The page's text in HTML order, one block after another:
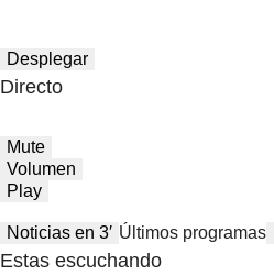
Desplegar
Directo
Mute
Volumen
Play
Noticias en 3′ Últimos programas
Estas escuchando